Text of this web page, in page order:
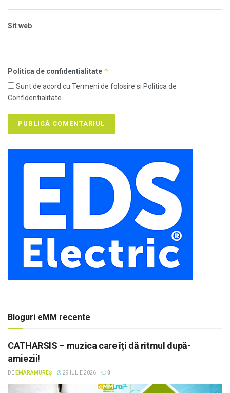
Sit web
Politica de confidentialitate *
Sunt de acord cu Termeni de folosire si Politica de
Confidentialitate.
Bloguri eMM recente
CATHARSIS – muzica care îți dă ritmul după-
amiezii!
DE EMARAMUREȘ 29 IULIE 2026 0